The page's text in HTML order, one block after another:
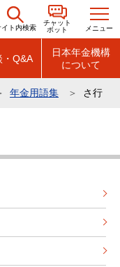
イト内検索
チャット
ボット
メニュー
・Q&A
日本年金機構
について
年金用語集 さ行